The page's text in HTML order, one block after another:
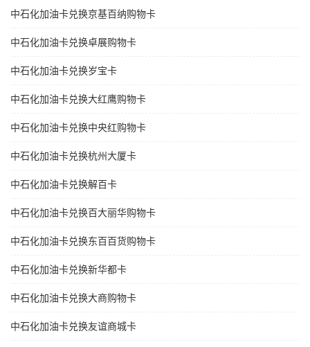
中石化加油卡兑换京基百纳购物卡
中石化加油卡兑换卓展购物卡
中石化加油卡兑换岁宝卡
中石化加油卡兑换大红鹰购物卡
中石化加油卡兑换中央红购物卡
中石化加油卡兑换杭州大厦卡
中石化加油卡兑换解百卡
中石化加油卡兑换百大丽华购物卡
中石化加油卡兑换东百百货购物卡
中石化加油卡兑换新华都卡
中石化加油卡兑换大商购物卡
中石化加油卡兑换友谊商城卡